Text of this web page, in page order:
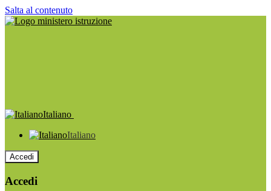
Salta al contenuto
Italiano
Italiano
Accedi
Accedi